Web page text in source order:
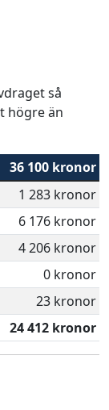
så
högre än
36 100 kronor
1 283 kronor
6 176 kronor
4 206 kronor
0 kronor
23 kronor
24 412 kronor